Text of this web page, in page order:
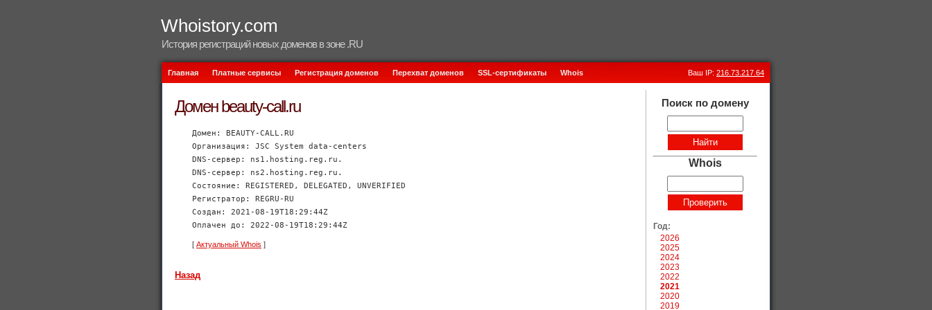
Whoistory.com
История регистраций новых доменов в зоне .RU
Главная Платные сервисы Регистрация доменов Перехват доменов SSL-сертификаты Whois Ваш IP: 216.73.217.64
Домен beauty-call.ru
Домен: BEAUTY-CALL.RU
Организация: JSC System data-centers
DNS-сервер: ns1.hosting.reg.ru.
DNS-сервер: ns2.hosting.reg.ru.
Состояние: REGISTERED, DELEGATED, UNVERIFIED
Регистратор: REGRU-RU
Создан: 2021-08-19T18:29:44Z
Оплачен до: 2022-08-19T18:29:44Z
[ Актуальный Whois ]
Назад
Поиск по домену
Whois
Год:
2026
2025
2024
2023
2022
2021
2020
2019